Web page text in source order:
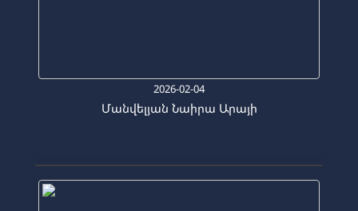
2026-02-04
Մանվելյան Նաիրա Արայի